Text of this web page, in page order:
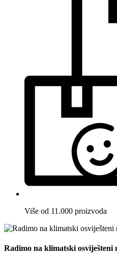
Više od 11.000 proizvoda
Radimo na klimatski osviješteni